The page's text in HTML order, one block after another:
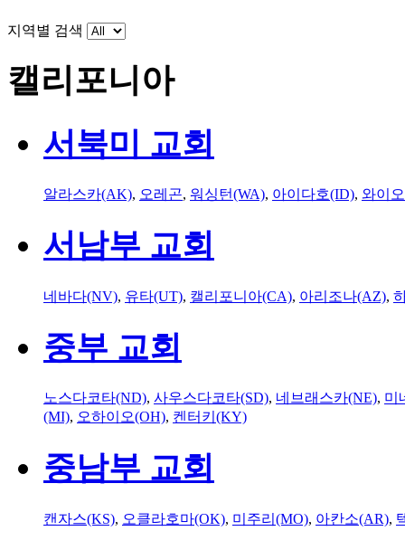
지역별 검색
캘리포니아
서북미 교회
알라스카(AK), 오레곤, 워싱턴(WA), 아이다호(ID), 와이
서남부 교회
네바다(NV), 유타(UT), 캘리포니아(CA), 아리조나(AZ),
중부 교회
노스다코타(ND), 사우스다코타(SD), 네브래스카(NE), 미
(MI), 오하이오(OH), 켄터키(KY)
중남부 교회
캔자스(KS), 오클라호마(OK), 미주리(MO), 아칸소(AR),